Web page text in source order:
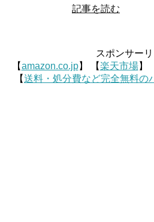
記事を読む
スポンサー
【amazon.co.jp】 【楽天市場】
【送料・処分費など完全無料の